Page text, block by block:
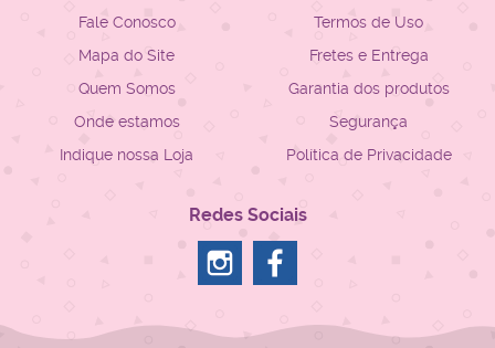
Fale Conosco
Mapa do Site
Quem Somos
Onde estamos
Indique nossa Loja
Termos de Uso
Fretes e Entrega
Garantia dos produtos
Segurança
Política de Privacidade
Redes Sociais